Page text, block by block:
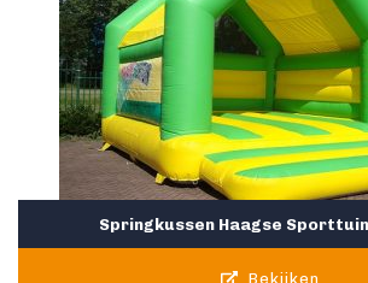
Springkussen Haagse
Bekijken